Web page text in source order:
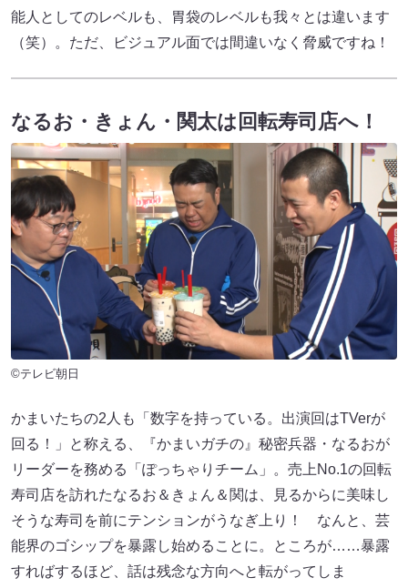
能人としてのレベルも、胃袋のレベルも我々とは違います
（笑）。ただ、ビジュアル面では間違いなく脅威ですね！
なるお・きょん・関太は回転寿司店へ！
©テレビ朝日
かまいたちの2人も「数字を持っている。出演回はTVerが
回る！」と称える、『かまいガチの』秘密兵器・なるおが
リーダーを務める「ぽっちゃりチーム」。売上No.1の回転
寿司店を訪れたなるお＆きょん＆関は、見るからに美味し
そうな寿司を前にテンションがうなぎ上り！ なんと、芸
能界のゴシップを暴露し始めることに。ところが……暴露
すればするほど、話は残念な方向へと転がってしま